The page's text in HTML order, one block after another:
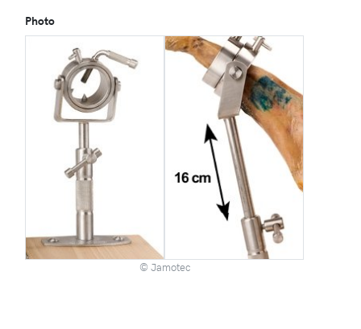
Photo
© Jamotec